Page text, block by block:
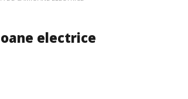
electrice